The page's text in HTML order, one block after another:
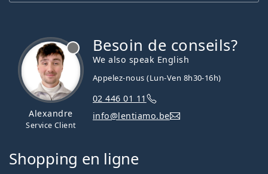
Alexandre
Service Client
Besoin de conseils?
We also speak English
Appelez-nous (Lun-Ven 8h30-16h)
02 446 01 11
info@lentiamo.be
Shopping en ligne